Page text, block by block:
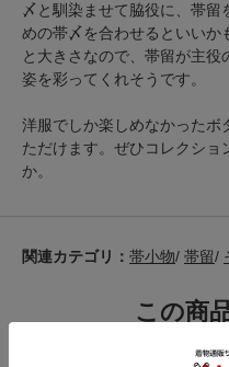
〆と馴染ませて脇役に、帯留
めの帯〆を合わせるといいか
と大きさなので、帯留が主
姿を彩ってくれそうです。
洋服でしか楽しめなかったボ
ただけます。ぜひコレクショ
か。
関連カテゴリ： 帯小物/ 帯留/
この商